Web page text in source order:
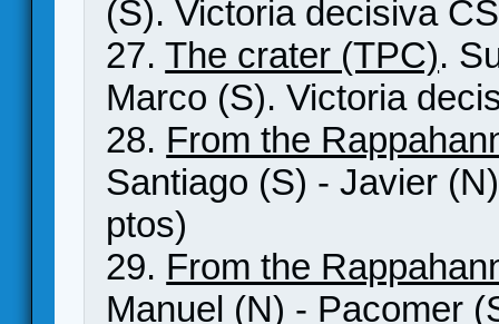
(S). Victoria decisiva
27.The crater (TPC).
Marco (S). Victoria
28. From the
Santiago (S) - Javier
ptos)
29. From the
Manuel (N) - Pacomer